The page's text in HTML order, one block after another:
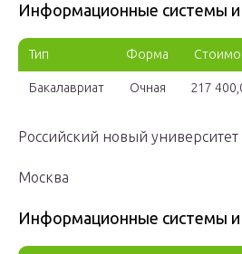
Информационные системы и
Тип Форма
Бакалавриат Очная 217
Российский новый университет
Москва
Информационные системы и